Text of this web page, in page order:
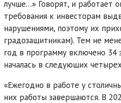
лучше…» Говорят, и работает
требования к инвесторам
нарушениями, поэтому их
градозащитникам). Тем не
год в программу включено 34
началась в следующих
«Ежегодно в работе у
них работы завершаются. В